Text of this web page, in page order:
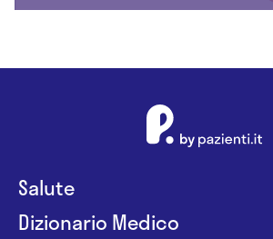
Salute
Dizionario Medico